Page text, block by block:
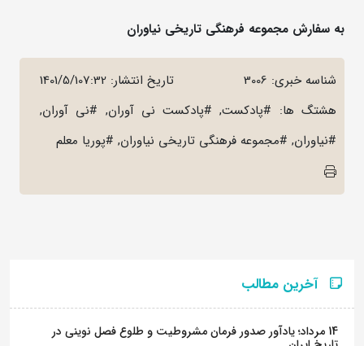
به سفارش مجموعه فرهنگی تاریخی نیاوران
شناسه خبری: 3006 تاریخ انتشار: 1401/5/107:32
هشتگ ها: #پادکست, #پادکست نی آوران, #نی آوران,
#نیاوران, #مجموعه فرهنگی تاریخی نیاوران, #پوریا معلم
آخرین مطالب
14 مرداد؛ یادآور صدور فرمان مشروطیت و طلوع فصل نوینی در